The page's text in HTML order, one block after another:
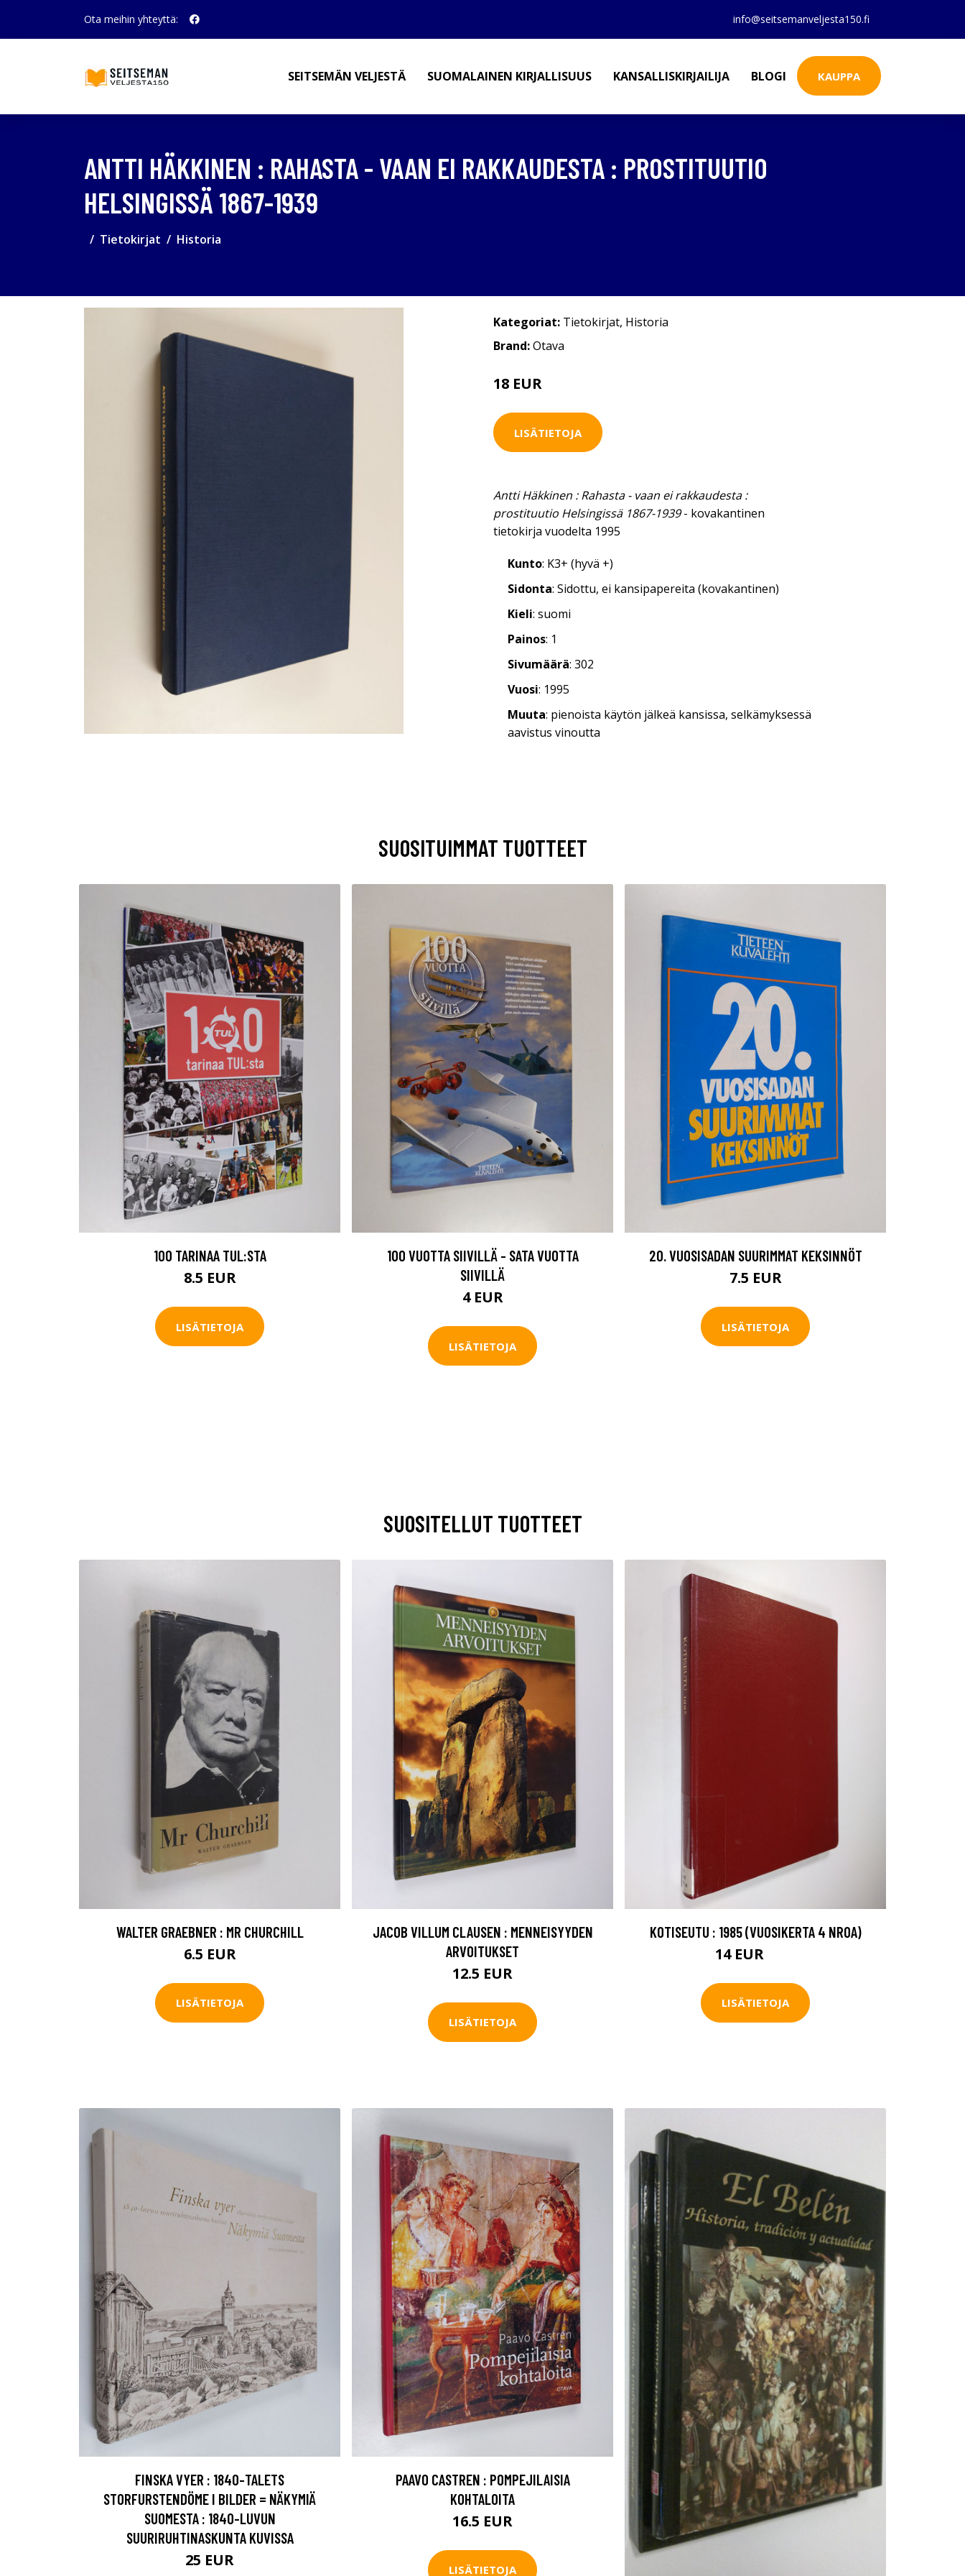
Ota meihin yhteyttä: info@seitsemanveljesta150.fi
SEITSEMÄN VELJESTÄ SUOMALAINEN KIRJALLISUUS KANSALLISKIRJAILIJA BLOGI KAUPPA
ANTTI HÄKKINEN : RAHASTA - VAAN EI RAKKAUDESTA : PROSTITUUTIO
HELSINGISSÄ 1867-1939
Tietokirjat Historia
Kategoriat: Tietokirjat, Historia
Brand:Otava
18 EUR
LISÄTIETOJA
Antti Häkkinen : Rahasta - vaan ei rakkaudesta :
prostituutio Helsingissä 1867-1939- kovakantinen
tietokirja vuodelta 1995
Kunto: K3+ (hyvä +)
Sidonta: Sidottu, ei kansipapereita (kovakantinen)
Kieli: suomi
Painos: 1
Sivumäärä: 302
Vuosi: 1995
Muuta: pienoista käytön jälkeä kansissa, selkämyksessä
aavistus vinoutta
SUOSITUIMMAT TUOTTEET
100 TARINAA TUL:STA
8.5 EUR
LISÄTIETOJA
100 VUOTTA SIIVILLÄ - SATA VUOTTA
SIIVILLÄ
4 EUR
LISÄTIETOJA
20. VUOSISADAN SUURIMMAT KEKSINNÖT
7.5 EUR
LISÄTIETOJA
SUOSITELLUT TUOTTEET
WALTER GRAEBNER : MR CHURCHILL
6.5 EUR
LISÄTIETOJA
JACOB VILLUM CLAUSEN : MENNEISYYDEN
ARVOITUKSET
12.5 EUR
LISÄTIETOJA
KOTISEUTU : 1985 (VUOSIKERTA 4 NROA)
14 EUR
LISÄTIETOJA
FINSKA VYER : 1840-TALETS
STORFURSTENDÖME I BILDER = NÄKYMIÄ
SUOMESTA : 1840-LUVUN
SUURIRUHTINASKUNTA KUVISSA
25 EUR
PAAVO CASTREN : POMPEJILAISIA
KOHTALOITA
16.5 EUR
LISÄTIETOJA